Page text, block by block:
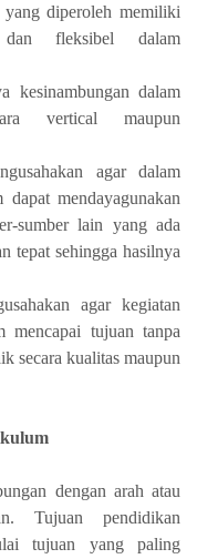
yang diperoleh memiliki
fleksibel dalam
kesinambungan dalam
vertical maupun
agar dalam
mendayagunakan
sumber lain yang ada
tepat sehingga hasilnya
agar kegiatan
mencapai tujuan tanpa
secara kualitas maupun
dengan arah atau
Tujuan pendidikan
tujuan yang paling